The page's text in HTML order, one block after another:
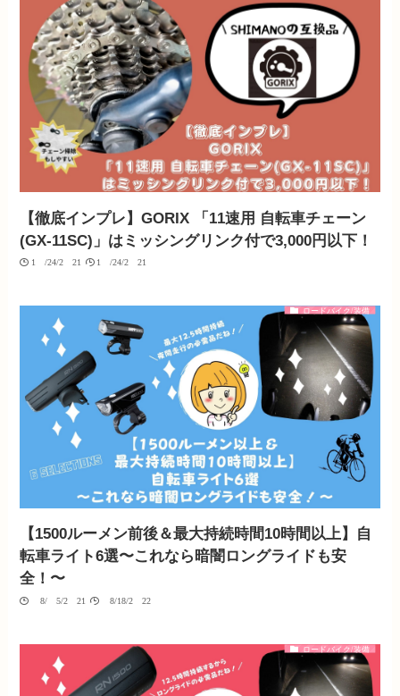
【徹底インプレ】GORIX 「11速用 自転車チェーン
(GX-11SC)」はミッシングリンク付で3,000円以下！
10/24/2021 10/24/2021
ロードバイク/装備
【1500ルーメン前後＆最大持続時間10時間以上】自
転車ライト6選〜これなら暗闇ロングライドも安
全！〜
08/05/2021 08/18/2022
ロードバイク/装備